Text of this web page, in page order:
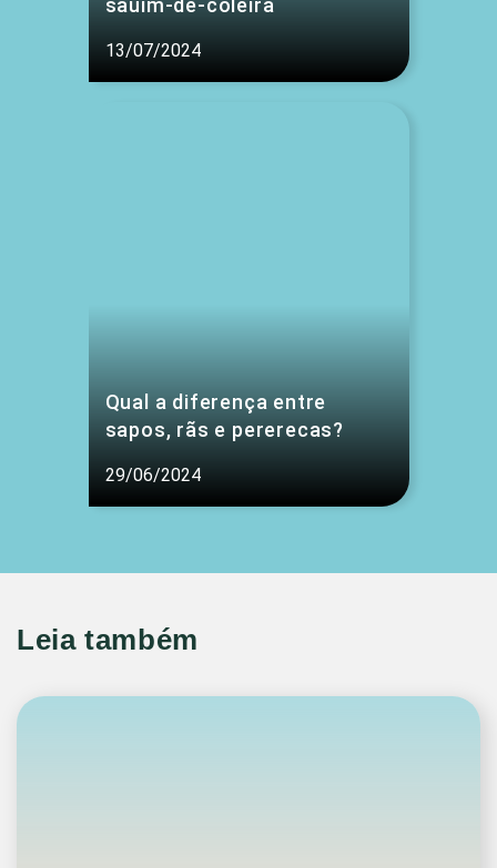
sauim-de-coleira
13/07/2024
Qual a diferença entre
sapos, rãs e pererecas?
29/06/2024
Leia também